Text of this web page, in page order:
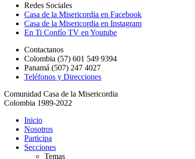
Redes Sociales
Casa de la Misericordia en Facebook
Casa de la Misericordia en Instagram
En Ti Confío TV en Youtube
Contactanos
Colombia (57) 601 549 9394
Panamá (507) 247 4027
Teléfonos y Direcciones
Comunidad Casa de la Misericordia
Colombia 1989-2022
Inicio
Nosotros
Participa
Secciones
Temas